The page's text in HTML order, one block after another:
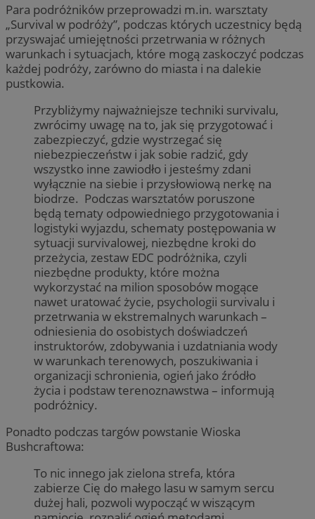
Para podróżników przeprowadzi m.in. warsztaty
„Survival w podróży”, podczas których uczestnicy będą
przyswajać umiejętności przetrwania w różnych
warunkach i sytuacjach, które mogą zaskoczyć podczas
każdej podróży, zarówno do miasta i na dalekie
pustkowia.
Przybliżymy najważniejsze techniki survivalu,
zwrócimy uwagę na to, jak się przygotować i
zabezpieczyć, gdzie wystrzegać się
niebezpieczeństw i jak sobie radzić, gdy
wszystko inne zawiodło i jesteśmy zdani
wyłącznie na siebie i przysłowiową nerkę na
biodrze. Podczas warsztatów poruszone
będą tematy odpowiedniego przygotowania i
logistyki wyjazdu, schematy postępowania w
sytuacji survivalowej, niezbędne kroki do
przeżycia, zestaw EDC podróżnika, czyli
niezbędne produkty, które można
wykorzystać na milion sposobów mogące
nawet uratować życie, psychologii survivalu i
przetrwania w ekstremalnych warunkach –
odniesienia do osobistych doświadczeń
instruktorów, zdobywania i uzdatniania wody
w warunkach terenowych, poszukiwania i
organizacji schronienia, ogień jako źródło
życia i podstaw terenoznawstwa – informują
podróżnicy.
Ponadto podczas targów powstanie Wioska
Bushcraftowa:
To nic innego jak zielona strefa, która
zabierze Cię do małego lasu w samym sercu
dużej hali, pozwoli wypocząć w wiszącym